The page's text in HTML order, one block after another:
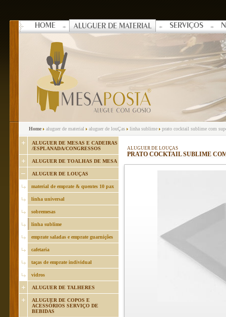
HOME ALUGUER DE MATERIAL SERVIÇOS
Home aluguer de material aluguer de louÇas linha sublime prato cocktail sublime com
ALUGUER DE MESAS E CADEIRAS
/ESPLANADA/CONGRESSOS
ALUGUER DE TOALHAS DE MESA
ALUGUER DE LOUÇAS
material de emprate & quentes 10 pax
linha universal
sobremesas
linha sublime
emprate saladas e emprate guarnições
cafetaria
taças de emprate individual
vidros
ALUGUER DE TALHERES
ALUGUER DE COPOS E
ACESSÓRIOS SERVIÇO DE
BEBIDAS
ALUGUER DE LOUÇAS
PRATO COCKTAIL SUBLIME